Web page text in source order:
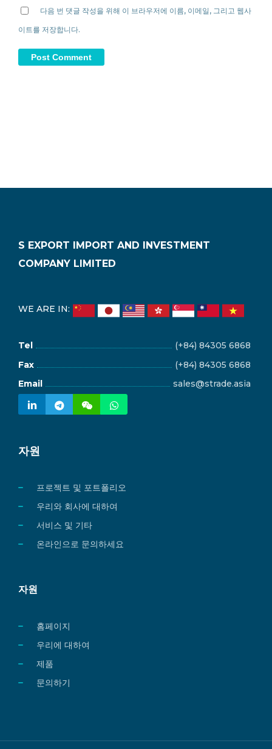
다음 번 댓글 작성을 위해 이 브라우저에 이름, 이메일, 그리고 웹사
이트를 저장합니다.
S EXPORT IMPORT AND INVESTMENT
COMPANY LIMITED
WE ARE IN:
Tel
(+84) 84305 6868
Fax
(+84) 84305 6868
Email
sales@strade.asia
자원
프로젝트 및 포트폴리오
우리와 회사에 대하여
서비스 및 기타
온라인으로 문의하세요
자원
홈페이지
우리에 대하여
제품
문의하기